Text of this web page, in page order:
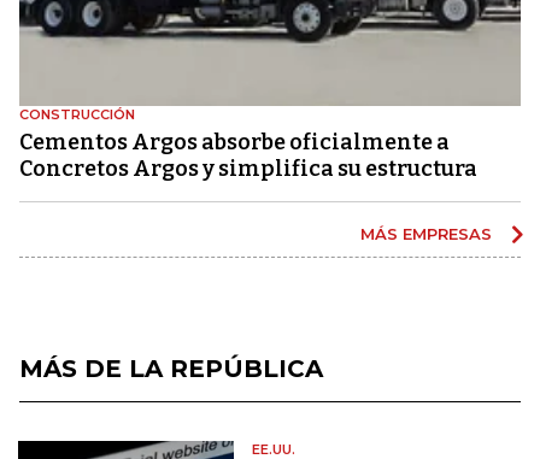
CONSTRUCCIÓN
Cementos Argos absorbe oficialmente a
Concretos Argos y simplifica su estructura
MÁS EMPRESAS
MÁS DE LA REPÚBLICA
EE.UU.